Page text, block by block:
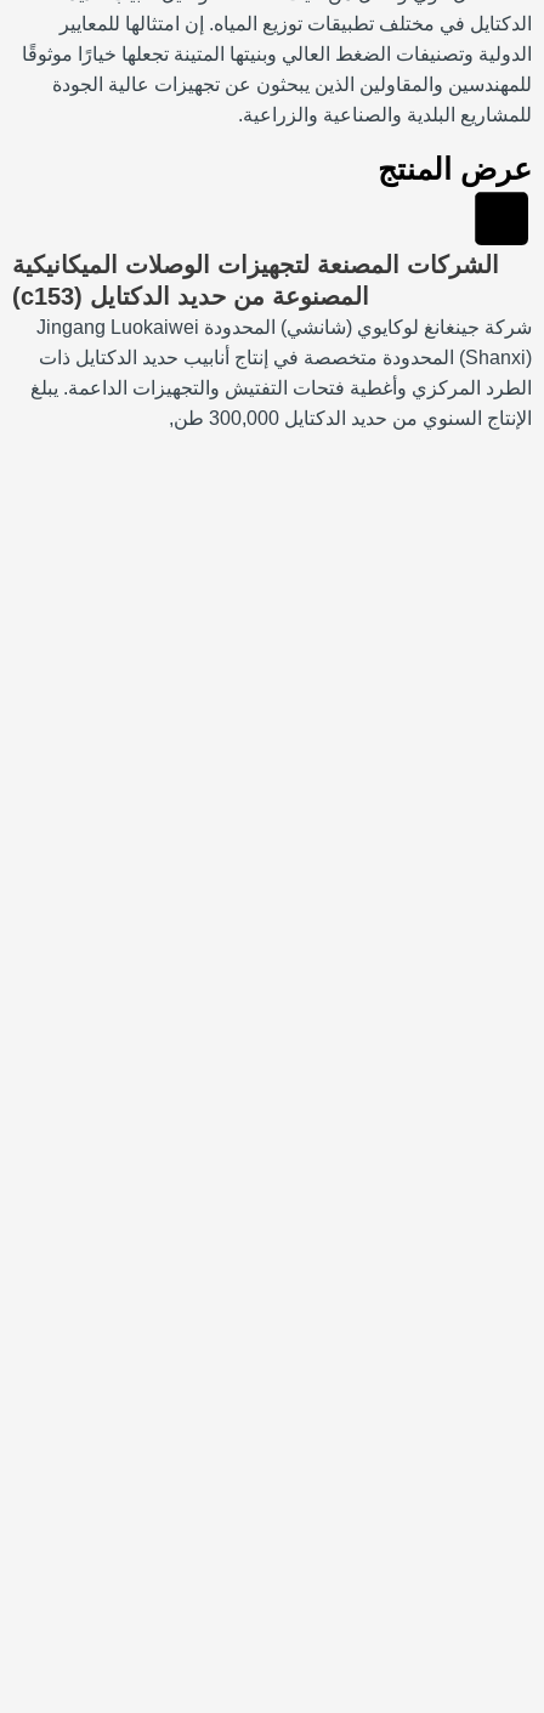
الدكتايل في مختلف تطبيقات توزيع المياه. إن امتثالها للمعايير
الدولية وتصنيفات الضغط العالي وبنيتها المتينة تجعلها خيارًا موثوقًا
للمهندسين والمقاولين الذين يبحثون عن تجهيزات عالية الجودة
للمشاريع البلدية والصناعية والزراعية.
عرض المنتج
الشركات المصنعة لتجهيزات الوصلات الميكانيكية
المصنوعة من حديد الدكتايل (c153)
شركة جينغانغ لوكايوي (شانشي) المحدودة Jingang Luokaiwei
(Shanxi) المحدودة متخصصة في إنتاج أنابيب حديد الدكتايل ذات
الطرد المركزي وأغطية فتحات التفتيش والتجهيزات الداعمة. يبلغ
الإنتاج السنوي من حديد الدكتايل 300,000 طن,